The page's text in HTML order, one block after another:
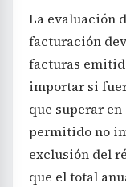
La evaluación
facturación
facturas
importar si
que superar
permitido no
exclusión del
que el total